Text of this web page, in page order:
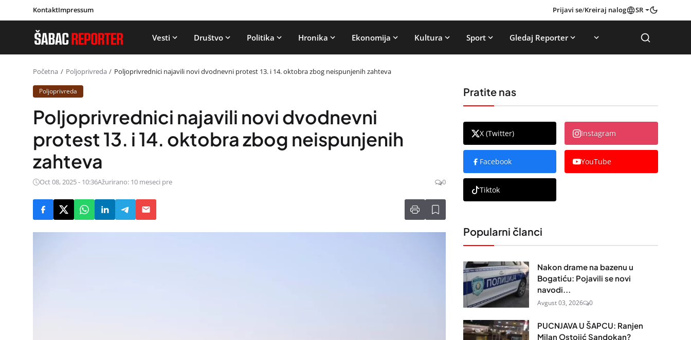
KontaktImpressum Prijavi se/Kreiraj nalog SR
Vesti Društvo Politika Hronika Ekonomija Kultura Sport Gledaj Reporter
Početna Poljoprivreda Poljoprivrednici najavili novi dvodnevni protest 13. i 14. oktobra zbog neispunjenih zahteva
Poljoprivreda
Poljoprivrednici najavili novi dvodnevni
protest 13. i 14. oktobra zbog neispunjenih
zahteva
Oct 08, 2025 - 10:36Ažurirano: 10 meseci pre 0
Pratite nas
X (Twitter) Instagram
Facebook YouTube
Tiktok
Popularni članci
Nakon drame na bazenu u
Bogatiću: Pojavili se novi
navodi...
Avgust 03, 2026 0
PUCNJAVA U ŠAPCU: Ranjen
Milan Ostojić Sandokan?